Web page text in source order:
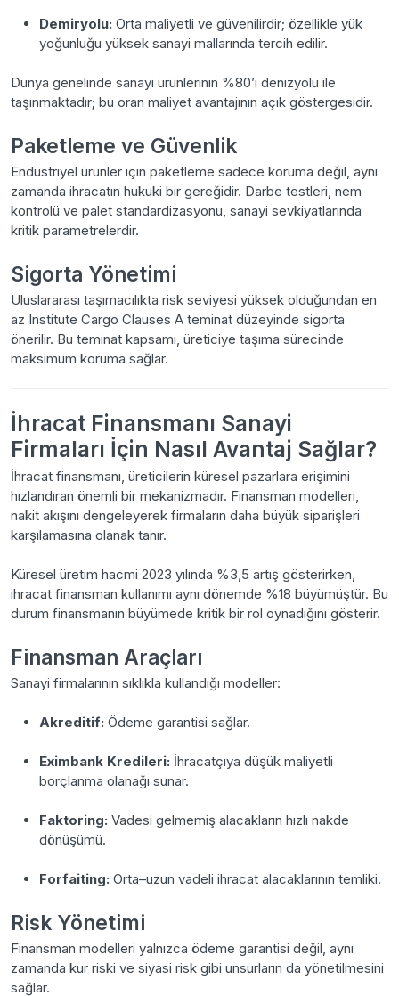
Demiryolu: Orta maliyetli ve güvenilirdir; özellikle yük
yoğunluğu yüksek sanayi mallarında tercih edilir.
Dünya genelinde sanayi ürünlerinin %80’i denizyolu ile
taşınmaktadır; bu oran maliyet avantajının açık göstergesidir.
Paketleme ve Güvenlik
Endüstriyel ürünler için paketleme sadece koruma değil, aynı
zamanda ihracatın hukuki bir gereğidir. Darbe testleri, nem
kontrolü ve palet standardizasyonu, sanayi sevkiyatlarında
kritik parametrelerdir.
Sigorta Yönetimi
Uluslararası taşımacılıkta risk seviyesi yüksek olduğundan en
az Institute Cargo Clauses A teminat düzeyinde sigorta
önerilir. Bu teminat kapsamı, üreticiye taşıma sürecinde
maksimum koruma sağlar.
İhracat Finansmanı Sanayi
Firmaları İçin Nasıl Avantaj Sağlar?
İhracat finansmanı, üreticilerin küresel pazarlara erişimini
hızlandıran önemli bir mekanizmadır. Finansman modelleri,
nakit akışını dengeleyerek firmaların daha büyük siparişleri
karşılamasına olanak tanır.
Küresel üretim hacmi 2023 yılında %3,5 artış gösterirken,
ihracat finansman kullanımı aynı dönemde %18 büyümüştür. Bu
durum finansmanın büyümede kritik bir rol oynadığını gösterir.
Finansman Araçları
Sanayi firmalarının sıklıkla kullandığı modeller:
Akreditif: Ödeme garantisi sağlar.
Eximbank Kredileri: İhracatçıya düşük maliyetli
borçlanma olanağı sunar.
Faktoring: Vadesi gelmemiş alacakların hızlı nakde
dönüşümü.
Forfaiting: Orta–uzun vadeli ihracat alacaklarının temliki.
Risk Yönetimi
Finansman modelleri yalnızca ödeme garantisi değil, aynı
zamanda kur riski ve siyasi risk gibi unsurların da yönetilmesini
sağlar.